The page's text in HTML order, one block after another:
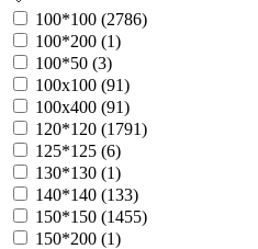
100*100 (2786)
100*200 (1)
100*50 (3)
100х100 (91)
100х400 (91)
120*120 (1791)
125*125 (6)
130*130 (1)
140*140 (133)
150*150 (1455)
150*200 (1)